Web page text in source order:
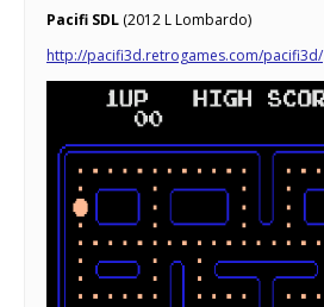
Pacifi SDL (2012 L Lombardo)
http://pacifi3d.retrogames.com/pacifi3d/